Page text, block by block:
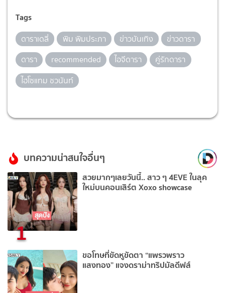
Tags
ดาราเดลี่ พิม พิมประภา ข่าวบันเทิง
ข่าวดารา
ดารา
recommended ไอจีดารา
คู่รักดารา
ไฮโซแทม ชวนันท์
บทความน่าสนใจอื่นๆ
1
สวยมากๆเลยวันนี้.. สาว ๆ 4EVE ในลุค
ใหม่บนคอนเสิร์ต Xoxo showcase
ขอโทษที่ขัดหูขัดตา “แพรวพราว
แสงทอง” แจงดราม่าทริปมัลดีฟส์